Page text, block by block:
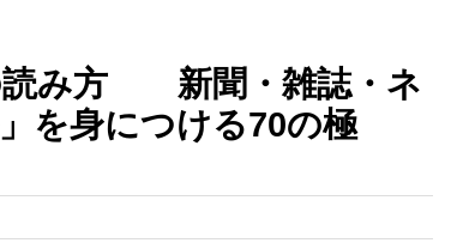
読み方 新聞・雑誌・ネ
を身につける70の極